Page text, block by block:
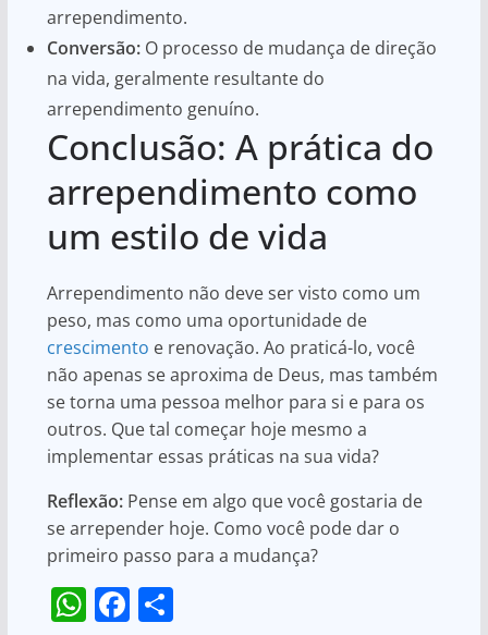
arrependimento.
Conversão:O processo de mudança de direção
na vida, geralmente resultante do
arrependimento genuíno.
Conclusão: A prática do
arrependimento como
um estilo de vida
Arrependimento não deve ser visto como um
peso, mas como uma oportunidade de
crescimento e renovação. Ao praticá-lo, você
não apenas se aproxima de Deus, mas também
se torna uma pessoa melhor para si e para os
outros. Que tal começar hoje mesmo a
implementar essas práticas na sua vida?
Reflexão:Pense em algo que você gostaria de
se arrepender hoje. Como você pode dar o
primeiro passo para a mudança?
W F S